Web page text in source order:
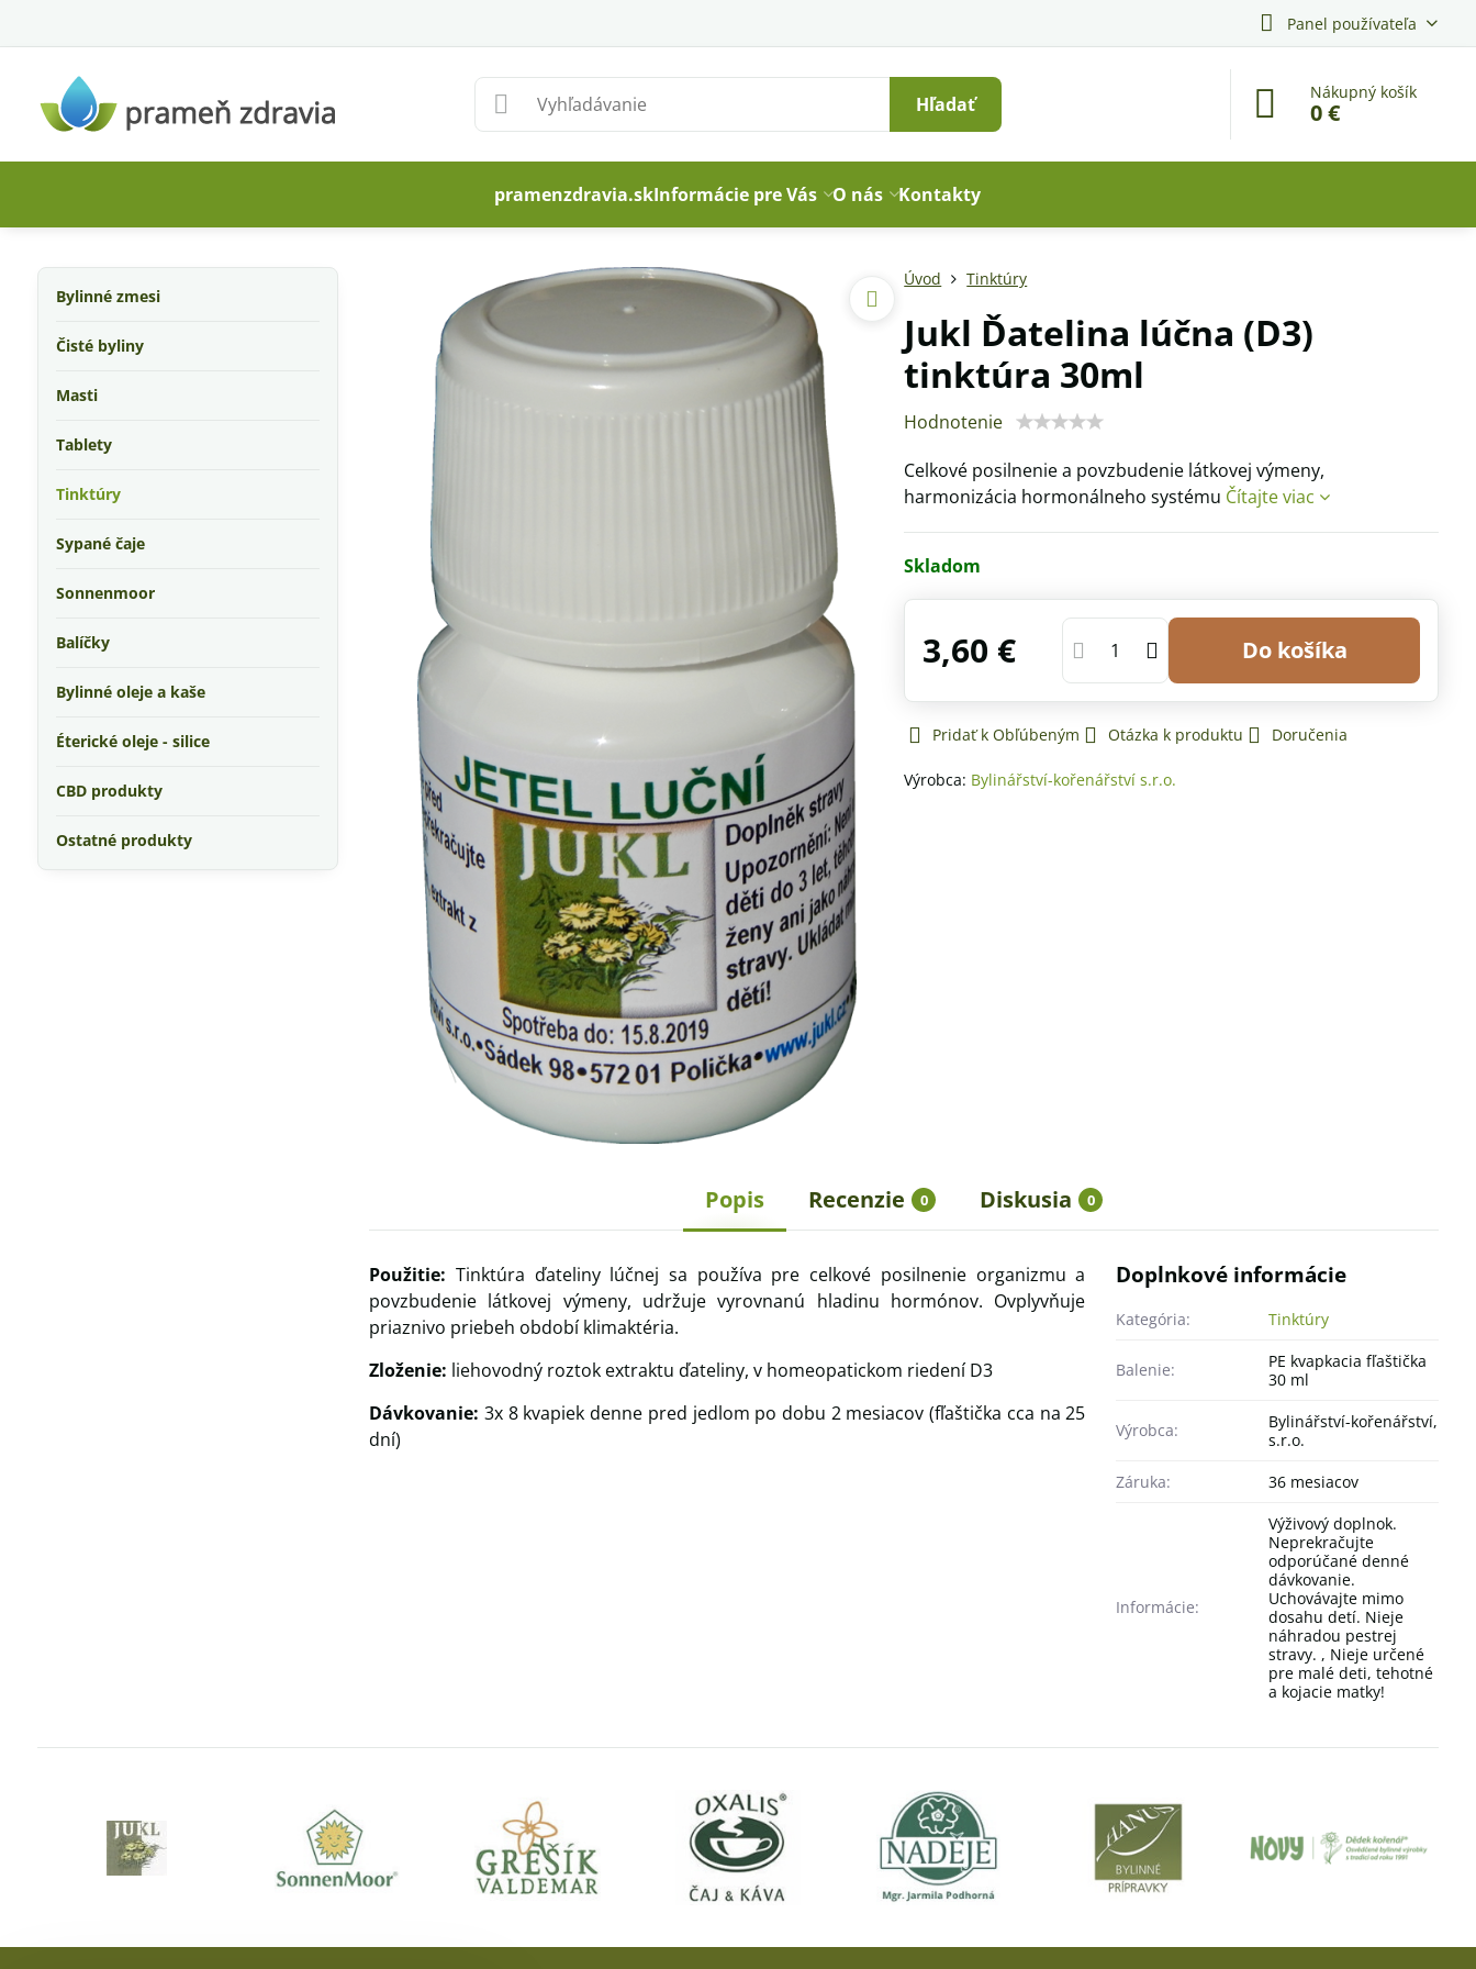
Panel používateľa
Hľadať
Nákupný košík
0 €
pramenzdravia.skInformácie pre Vás O nás Kontakty
Úvod Tinktúry
Jukl Ďatelina lúčna (D3)
tinktúra 30ml
Hodnotenie
Celkové posilnenie a povzbudenie látkovej výmeny,
harmonizácia hormonálneho systému Čítajte viac
Skladom
3,60 € Do košíka
Pridať k Obľúbeným Otázka k produktu Doručenia
Výrobca: Bylinářství-kořenářství s.r.o.
Popis Recenzie 0 Diskusia 0
Použitie: Tinktúra ďateliny lúčnej sa používa pre celkové posilnenie organizmu a
povzbudenie látkovej výmeny, udržuje vyrovnanú hladinu hormónov. Ovplyvňuje
priaznivo priebeh období klimaktéria.
Zloženie: liehovodný roztok extraktu ďateliny, v homeopatickom riedení D3
Dávkovanie: 3x 8 kvapiek denne pred jedlom po dobu 2 mesiacov (fľaštička cca na 25
dní)
Doplnkové informácie
Kategória: Tinktúry
Balenie:
PE kvapkacia fľaštička
30 ml
Výrobca:
Bylinářství-kořenářství,
s.r.o.
Záruka:
36 mesiacov
Informácie:
Výživový doplnok.
Neprekračujte
odporúčané denné
dávkovanie.
Uchovávajte mimo
dosahu detí. Nieje
náhradou pestrej
stravy. , Nieje určené
pre malé deti, tehotné
a kojacie matky!
Bylinné zmesi
Čisté byliny
Masti
Tablety
Tinktúry
Sypané čaje
Sonnenmoor
Balíčky
Bylinné oleje a kaše
Éterické oleje - silice
CBD produkty
Ostatné produkty